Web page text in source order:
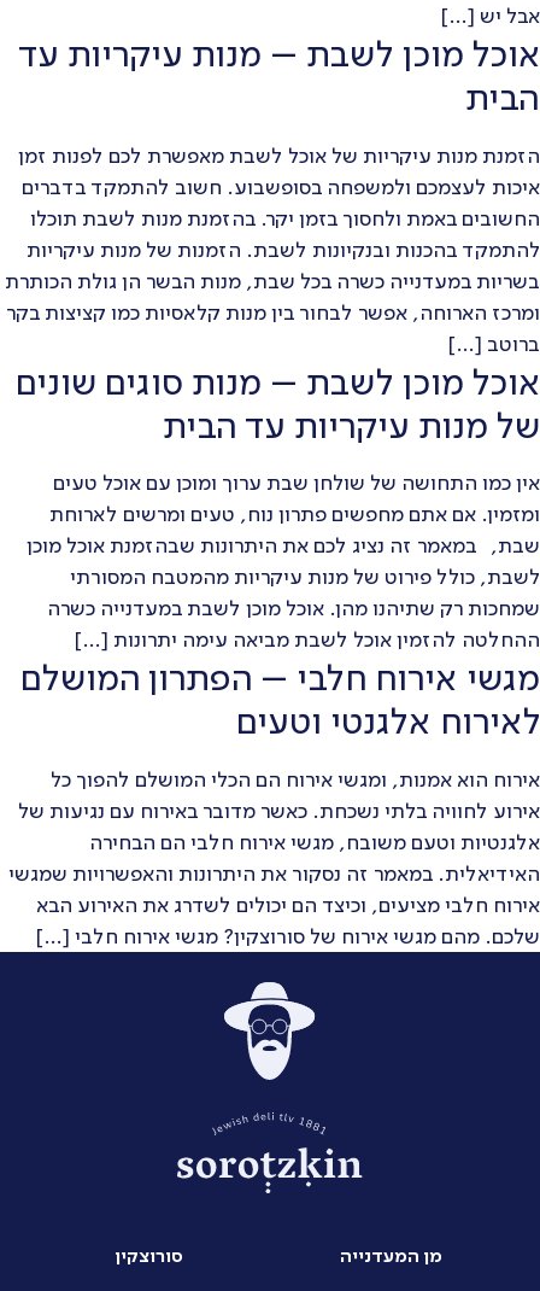
אבל יש […]
אוכל מוכן לשבת – מנות עיקריות עד
הבית
הזמנת מנות עיקריות של אוכל לשבת מאפשרת לכם לפנות זמן
איכות לעצמכם ולמשפחה בסופשבוע. חשוב להתמקד בדברים
החשובים באמת ולחסוך בזמן יקר. בהזמנת מנות לשבת תוכלו
להתמקד בהכנות ובנקיונות לשבת. הזמנות של מנות עיקריות
בשריות במעדנייה כשרה בכל שבת, מנות הבשר הן גולת הכותרת
ומרכז הארוחה, אפשר לבחור בין מנות קלאסיות כמו קציצות בקר
ברוטב […]
אוכל מוכן לשבת – מנות סוגים שונים
של מנות עיקריות עד הבית
אין כמו התחושה של שולחן שבת ערוך ומוכן עם אוכל טעים
ומזמין. אם אתם מחפשים פתרון נוח, טעים ומרשים לארוחת
שבת, במאמר זה נציג לכם את היתרונות שבהזמנת אוכל מוכן
לשבת, כולל פירוט של מנות עיקריות מהמטבח המסורתי
שמחכות רק שתיהנו מהן. אוכל מוכן לשבת במעדנייה כשרה
ההחלטה להזמין אוכל לשבת מביאה עימה יתרונות […]
מגשי אירוח חלבי – הפתרון המושלם
לאירוח אלגנטי וטעים
אירוח הוא אמנות, ומגשי אירוח הם הכלי המושלם להפוך כל
אירוע לחוויה בלתי נשכחת. כאשר מדובר באירוח עם נגיעות של
אלגנטיות וטעם משובח, מגשי אירוח חלבי הם הבחירה
האידיאלית. במאמר זה נסקור את היתרונות והאפשרויות שמגשי
אירוח חלבי מציעים, וכיצד הם יכולים לשדרג את האירוע הבא
שלכם. מהם מגשי אירוח של סורוצקין? מגשי אירוח חלבי […]
מן המעדנייה
סורוצקין